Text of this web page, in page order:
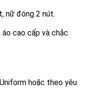
nữ đóng 2 nút.
áo cao cấp và chắc
hoặc theo yêu